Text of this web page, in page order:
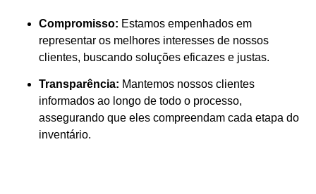
Compromisso: Estamos empenhados em
representar os melhores interesses de nossos
clientes, buscando soluções eficazes e justas.
Transparência: Mantemos nossos clientes
informados ao longo de todo o processo,
assegurando que eles compreendam cada etapa do
inventário.